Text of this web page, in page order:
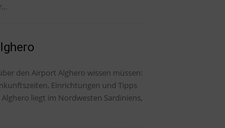
den Airport Alghero wissen müssen:
Einrichtungen und Tipps
Alghero liegt im Nordwesten Sardiniens,